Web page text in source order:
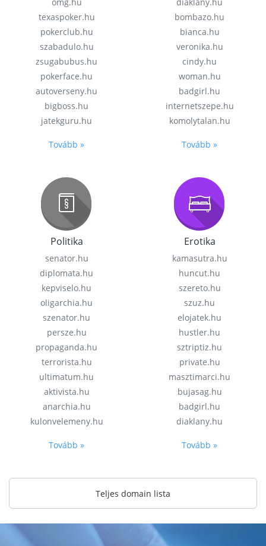
texaspoker.hu
pokerclub.hu
szabadulo.hu
zsugabubus.hu
pokerface.hu
autoverseny.hu
bigboss.hu
jatekguru.hu
Tovább »
bombazo.hu
bianca.hu
veronika.hu
cindy.hu
woman.hu
badgirl.hu
internetszepe.hu
komolytalan.hu
Tovább »
Politika
senator.hu
diplomata.hu
kepviselo.hu
oligarchia.hu
szenator.hu
persze.hu
propaganda.hu
terrorista.hu
ultimatum.hu
aktivista.hu
anarchia.hu
kulonvelemeny.hu
Tovább »
Erotika
kamasutra.hu
huncut.hu
szereto.hu
szuz.hu
elojatek.hu
hustler.hu
sztriptiz.hu
private.hu
masztimarci.hu
bujasag.hu
badgirl.hu
diaklany.hu
Tovább »
Teljes domain lista